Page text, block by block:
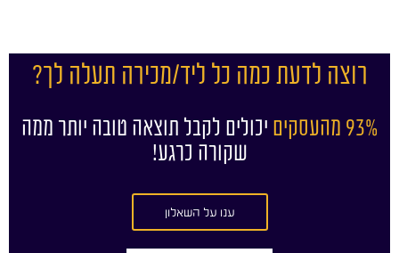
רוצה לדעת כמה כל ליד/מכירה תעלה לך?
93% מהעסקים
יכולים לקבל תוצאה טובה יותר ממה
שקורה כרגע!
ענו על השאלון